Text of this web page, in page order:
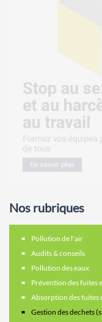
Nos rubriques
Pollution de l'air
Audits & conseils
Pollution des eaux
Prévention des fuites
Absorption des fuites
Gestion des dechets